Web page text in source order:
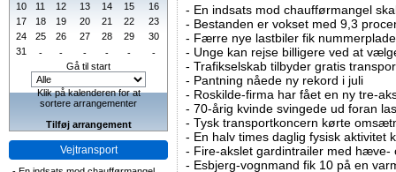
10
11 12 13 14 15
16
17
18 19 20 21 22
23
24
25 26 27 28 29
30
31
- - - - -
-
Gå til start
Klik på kalenderen for at
sortere arrangementer
Tilføj arrangement
Vejtransport
- En indsats mod chaufførmangel
- Bestanden er vokset med 9,3
- Færre nye lastbiler fik
- Unge kan rejse billigere ved at
- Trafikselskab tilbyder gratis
- Pantning nåede ny rekord i juli
- Roskilde-firma har fået en ny tre-
- 70-årig kvinde svingede ud foran
- Tysk transportkoncern kørte
- En halv times daglig fysisk aktivitet
- Fire-akslet gardintrailer med hæve-
- Esbjerg-vognmand fik 10 på en